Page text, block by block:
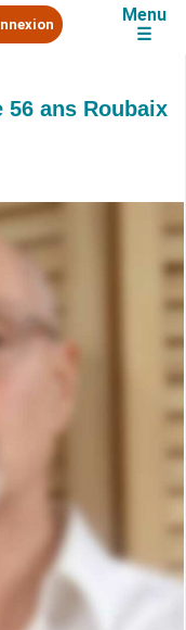
Menu
☰
56 ans Roubaix